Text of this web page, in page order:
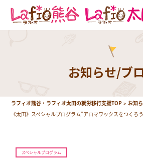
お知らせ/ブ
ラフィオ熊谷・ラフィオ太田の就労移行支援TOP
お知
《太田》スペシャルプログラム”アロマワックスをつくろ
スペシャルプログラム